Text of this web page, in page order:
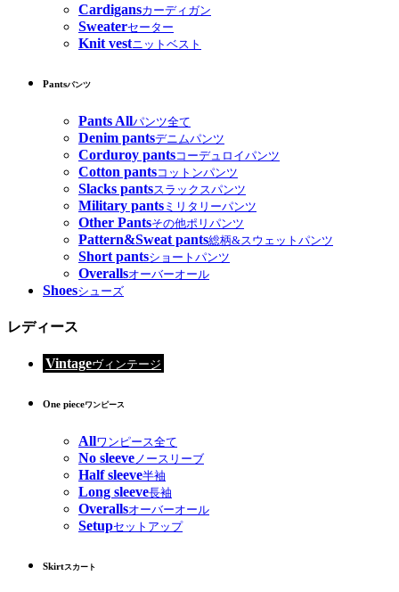
Cardigansカーディガン
Sweaterセーター
Knit vestニットベスト
Pantsパンツ
Pants Allパンツ全て
Denim pantsデニムパンツ
Corduroy pantsコーデュロイパンツ
Cotton pantsコットンパンツ
Slacks pantsスラックスパンツ
Military pants ミリタリーパンツ
Other Pantsその他ポリパンツ
Pattern&Sweat pants総柄&スウェットパンツ
Short pantsショートパンツ
Overallsオーバーオール
Shoesシューズ
レディース
Vintageヴィンテージ
One pieceワンピース
Allワンピース全て
No sleeveノースリーブ
Half sleeve半袖
Long sleeve長袖
Overallsオーバーオール
Setupセットアップ
Skirtスカート